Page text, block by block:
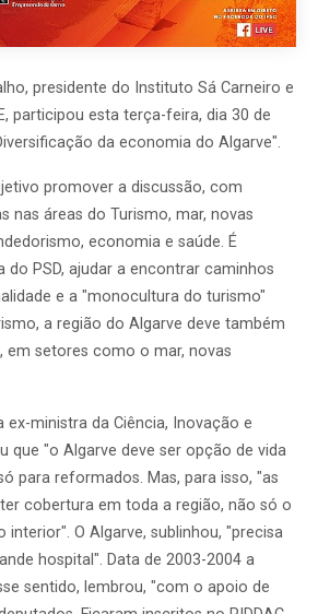
presidente do Instituto Sá Carneiro e
participou esta terça-feira, dia 30 de
da economia do Algarve".
promover a discussão, com
nas áreas do Turismo, mar, novas
economia e saúde. É
do PSD, ajudar a encontrar caminhos
e a "monocultura do turismo"
a região do Algarve deve também
em setores como o mar, novas
ex-ministra da Ciência, Inovação e
que "o Algarve deve ser opção de vida
para reformados. Mas, para isso, "as
cobertura em toda a região, não só o
interior". O Algarve, sublinhou, "precisa
hospital". Data de 2003-2004 a
sentido, lembrou, "com o apoio de